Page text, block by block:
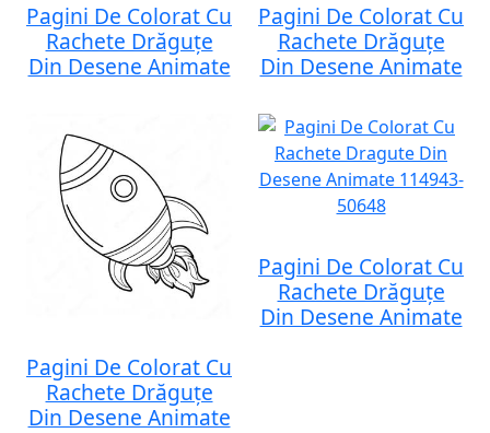
Pagini De Colorat Cu
Rachete Drăguțe
Din Desene Animate
Pagini De Colorat Cu
Rachete Drăguțe
Din Desene Animate
Pagini De Colorat Cu
Rachete Drăguțe
Din Desene Animate
Pagini De Colorat Cu
Rachete Drăguțe
Din Desene Animate